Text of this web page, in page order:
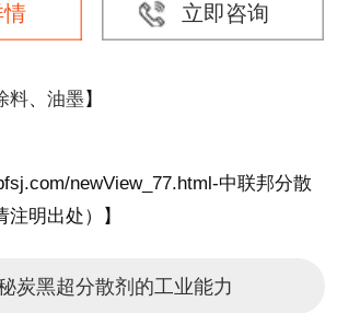
情 立即咨询
料、 油墨】
newView_77.html-中联邦分散
明出处）】
炭黑超分散剂的工业能力